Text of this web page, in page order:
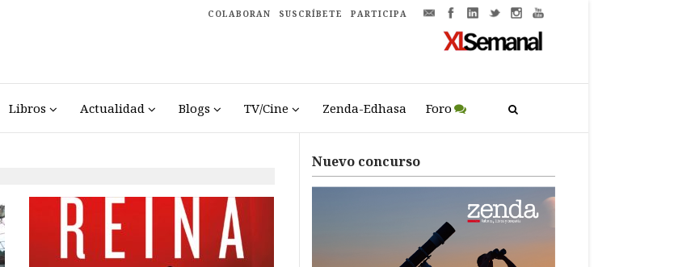
COLABORAN SUSCRÍBETE PARTICIPA
Libros Actualidad Blogs TV/Cine Zenda-Edhasa Foro
Nuevo concurso